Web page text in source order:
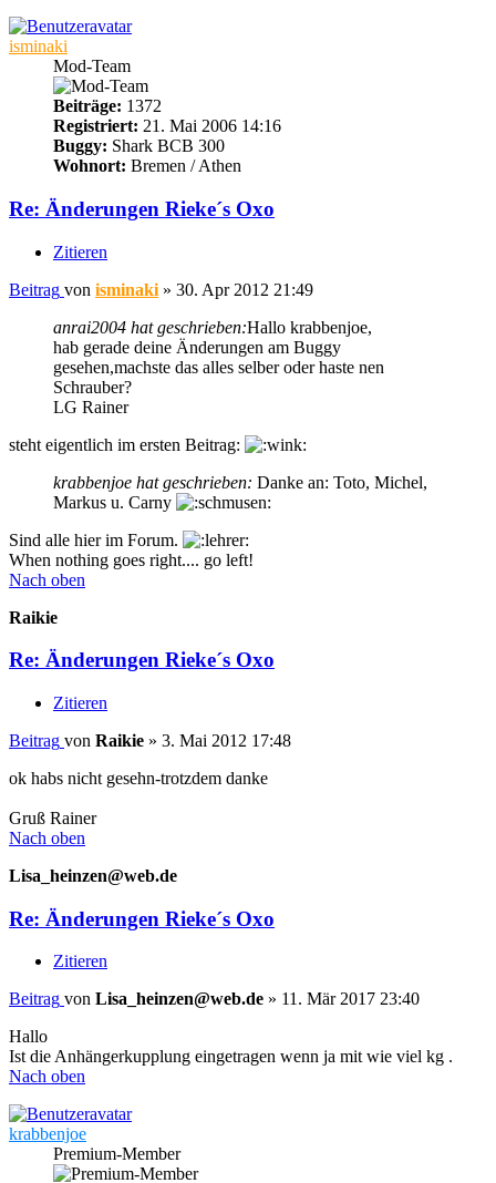
isminaki
Mod-Team
Beiträge: 1372
Registriert: 21. Mai 2006 14:16
Buggy: Shark BCB 300
Wohnort: Bremen / Athen
Re: Änderungen Rieke´s Oxo
Zitieren
Beitrag von isminaki » 30. Apr 2012 21:49
anrai2004 hat geschrieben:Hallo krabbenjoe,
hab gerade deine Änderungen am Buggy
gesehen,machste das alles selber oder haste nen
Schrauber?
LG Rainer
steht eigentlich im ersten Beitrag:
krabbenjoe hat geschrieben: Danke an: Toto, Michel,
Markus u. Carny
Sind alle hier im Forum.
When nothing goes right.... go left!
Nach oben
Raikie
Re: Änderungen Rieke´s Oxo
Zitieren
Beitrag von Raikie » 3. Mai 2012 17:48
ok habs nicht gesehn-trotzdem danke
Gruß Rainer
Nach oben
Lisa_heinzen@web.de
Re: Änderungen Rieke´s Oxo
Zitieren
Beitrag von Lisa_heinzen@web.de » 11. Mär 2017 23:40
Hallo
Ist die Anhängerkupplung eingetragen wenn ja mit wie viel kg .
Nach oben
krabbenjoe
Premium-Member